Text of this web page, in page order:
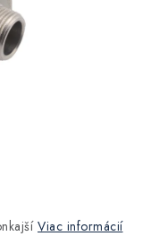
Viac informácií